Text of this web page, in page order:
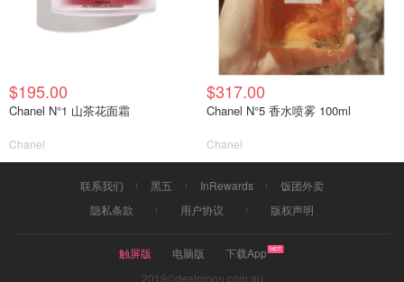
$195.00
Chanel N°1 山茶花面霜
Chanel
$317.00
Chanel N°5 香水喷雾 100ml
Chanel
联系我们 黑五 InRewards
饭团外卖
隐私条款
用户协议 版权声明
触屏版 电脑版
下载App
2019©dealmoon.com.au